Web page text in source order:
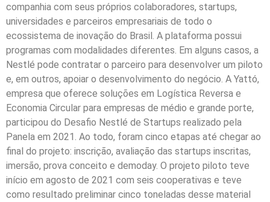
companhia com seus próprios colaboradores, startups,
universidades e parceiros empresariais de todo o
ecossistema de inovação do Brasil. A plataforma possui
programas com modalidades diferentes. Em alguns casos, a
Nestlé pode contratar o parceiro para desenvolver um piloto
e, em outros, apoiar o desenvolvimento do negócio. A Yattó,
empresa que oferece soluções em Logística Reversa e
Economia Circular para empresas de médio e grande porte,
participou do Desafio Nestlé de Startups realizado pela
Panela em 2021. Ao todo, foram cinco etapas até chegar ao
final do projeto: inscrição, avaliação das startups inscritas,
imersão, prova conceito e demoday. O projeto piloto teve
início em agosto de 2021 com seis cooperativas e teve
como resultado preliminar cinco toneladas desse material